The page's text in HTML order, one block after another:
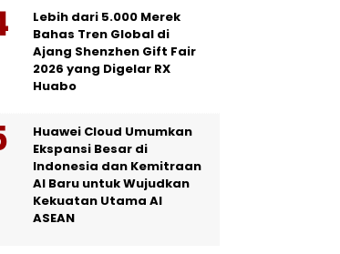
Lebih dari 5.000 Merek
Bahas Tren Global di
Ajang Shenzhen Gift Fair
2026 yang Digelar RX
Huabo
Huawei Cloud Umumkan
Ekspansi Besar di
Indonesia dan Kemitraan
AI Baru untuk Wujudkan
Kekuatan Utama AI
ASEAN